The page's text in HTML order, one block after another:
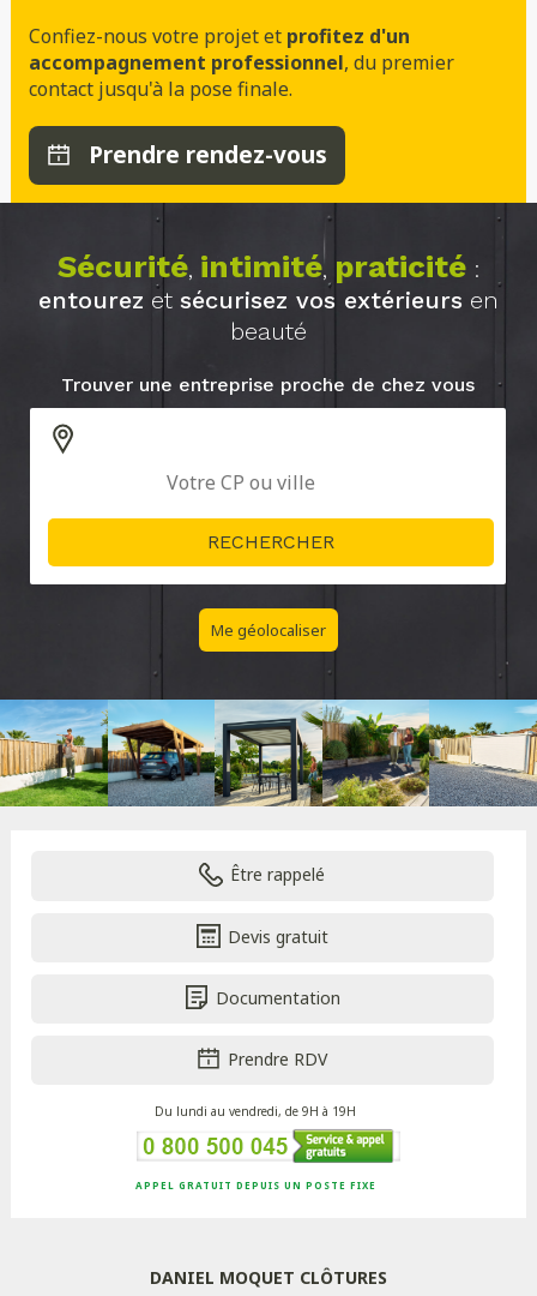
Confiez-nous votre projet et profitez d'un
accompagnement professionnel, du premier
contact jusqu'à la pose finale.
Prendre rendez-vous
Sécurité, intimité, praticité:
entourez et sécurisez vos extérieurs en
beauté
Trouver une entreprise proche de chez vous
Me géolocaliser
Être rappelé
Devis gratuit
Documentation
Prendre RDV
Du lundi au vendredi, de 9H à 19H
APPEL GRATUIT DEPUIS UN POSTE FIXE
DANIEL MOQUET CLÔTURES